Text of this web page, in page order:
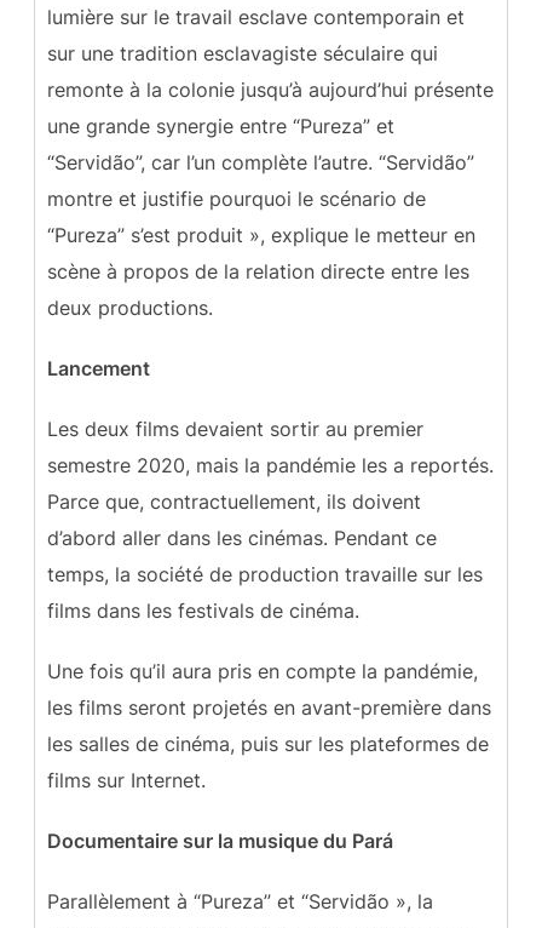
lumière sur le travail esclave contemporain et
sur une tradition esclavagiste séculaire qui
remonte à la colonie jusqu’à aujourd’hui présente
une grande synergie entre “Pureza” et
“Servidão”, car l’un complète l’autre. “Servidão”
montre et justifie pourquoi le scénario de
“Pureza” s’est produit », explique le metteur en
scène à propos de la relation directe entre les
deux productions.
Lancement
Les deux films devaient sortir au premier
semestre 2020, mais la pandémie les a reportés.
Parce que, contractuellement, ils doivent
d’abord aller dans les cinémas. Pendant ce
temps, la société de production travaille sur les
films dans les festivals de cinéma.
Une fois qu’il aura pris en compte la pandémie,
les films seront projetés en avant-première dans
les salles de cinéma, puis sur les plateformes de
films sur Internet.
Documentaire sur la musique du Pará
Parallèlement à “Pureza” et “Servidão », la